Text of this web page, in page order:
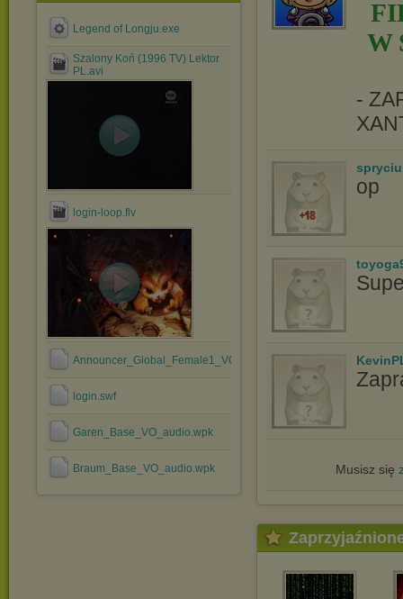
Legend of Longju.exe
Szalony Koń (1996 TV) Lektor
PL.avi
login-loop.flv
Announcer_Global_Female1_VO_audio.wpk
login.swf
Garen_Base_VO_audio.wpk
Braum_Base_VO_audio.wpk
W
-
op
Musisz się